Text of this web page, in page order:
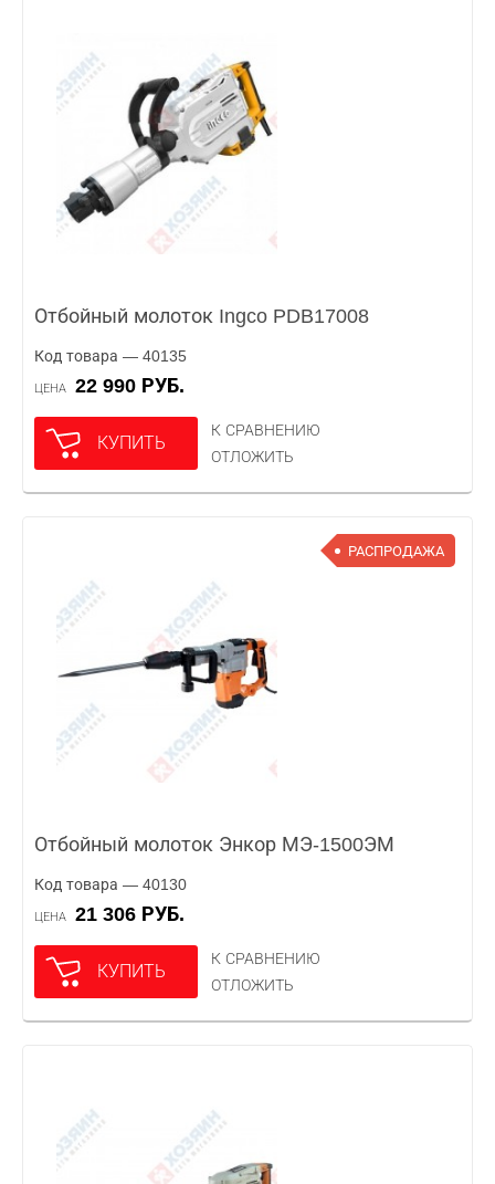
Отбойный молоток Ingco PDB17008
Код товара — 40135
ЦЕНА 22 990 РУБ.
КУПИТЬ
К СРАВНЕНИЮ
ОТЛОЖИТЬ
РАСПРОДАЖА
Отбойный молоток Энкор МЭ-1500ЭМ
Код товара — 40130
ЦЕНА 21 306 РУБ.
КУПИТЬ
К СРАВНЕНИЮ
ОТЛОЖИТЬ